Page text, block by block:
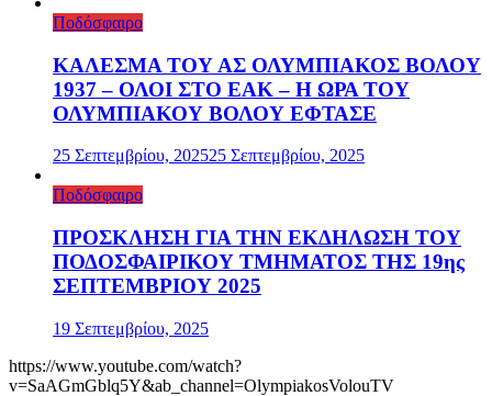
Ποδόσφαιρο
ΚΑΛΕΣΜΑ ΤΟΥ ΑΣ ΟΛΥΜΠΙΑΚΟΣ ΒΟΛΟΥ
1937 – ΟΛΟΙ ΣΤΟ ΕΑΚ – Η ΩΡΑ ΤΟΥ
ΟΛΥΜΠΙΑΚΟΥ ΒΟΛΟΥ ΕΦΤΑΣΕ
25 Σεπτεμβρίου, 202525 Σεπτεμβρίου, 2025
Ποδόσφαιρο
ΠΡΟΣΚΛΗΣΗ ΓΙΑ ΤΗΝ ΕΚΔΗΛΩΣΗ ΤΟΥ
ΠΟΔΟΣΦΑΙΡΙΚΟΥ ΤΜΗΜΑΤΟΣ ΤΗΣ 19ης
ΣΕΠΤΕΜΒΡΙΟΥ 2025
19 Σεπτεμβρίου, 2025
https://www.youtube.com/watch?
v=SaAGmGblq5Y&ab_channel=OlympiakosVolouTV